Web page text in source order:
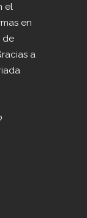
el
en
de
a